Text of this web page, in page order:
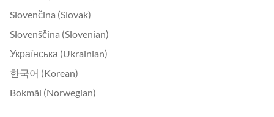
Slovenčina (Slovak)
Slovenščina (Slovenian)
Українська (Ukrainian)
한국어 (Korean)
Bokmål (Norwegian)